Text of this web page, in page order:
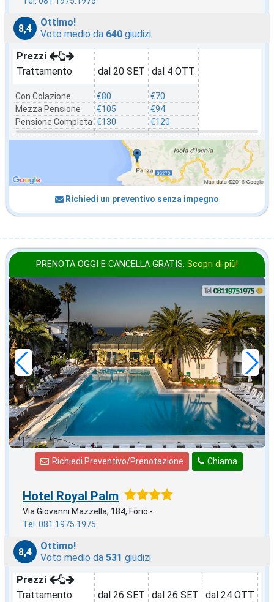
8,4
Ottimo!
Voto medio da 640 giudizi
Prezzi
Trattamento
Con Colazione
Mezza Pensione
Pensione Completa
dal 20 SET
€80
€105
€130
dal 4 OTT
€70
€94
€120
Richiedi un preventivo senza impegno
PRENOTA OGGI E CANCELLA GRATIS. Scopri di più!
ottobre
in offerta da
€55,00
a notte
Chiama
Richiedi Preventivo/Prenotazione
Hotel Royal Palm
Via Giovanni Mazzella, 184, Forio -
Tel. 081.1975.1975
8,4
Ottimo!
Voto medio da 531 giudizi
Prezzi
Trattamento
dal 26 SET dal 26 SET dal 24 OTT